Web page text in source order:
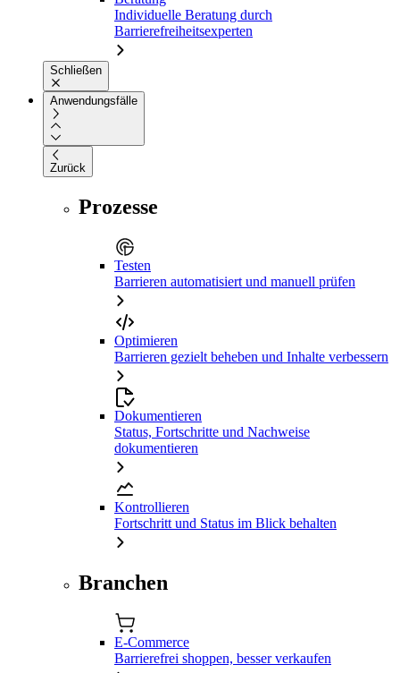
Individuelle Beratung durch
Barrierefreiheitsexperten
Schließen
Anwendungsfälle
Zurück
Prozesse
Testen
Barrieren automatisiert und manuell prüfen
Optimieren
Barrieren gezielt beheben und Inhalte verbessern
Dokumentieren
Status, Fortschritte und Nachweise
dokumentieren
Kontrollieren
Fortschritt und Status im Blick behalten
Branchen
E-Commerce
Barrierefrei shoppen, besser verkaufen